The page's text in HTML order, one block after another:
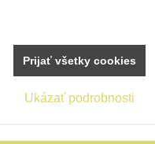
Ukázať podrobnosti
Prijať všetky cookies